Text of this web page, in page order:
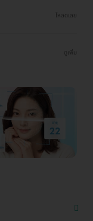
โหลดเลย
ดูเพิ่ม